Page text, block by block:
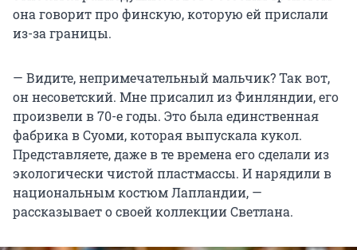
она говорит про финскую, которую ей прислали
из-за границы.
— Видите, непримечательный мальчик? Так вот,
он несоветский. Мне присалил из Финляндии, его
произвели в 70-е годы. Это была единственная
фабрика в Суоми, которая выпускала кукол.
Представляете, даже в те времена его сделали из
экологически чистой пластмассы. И нарядили в
национальным костюм Лапландии, —
рассказывает о своей коллекции Светлана.